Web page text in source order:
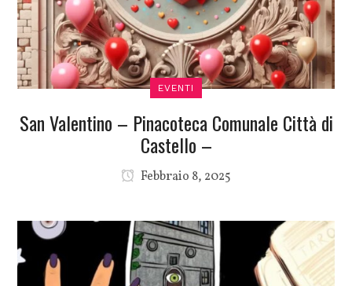
EVENTI
San Valentino – Pinacoteca Comunale Città di
Castello –
Febbraio 8, 2025